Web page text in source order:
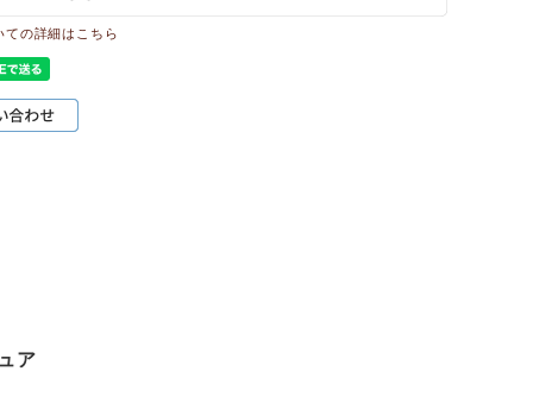
ての詳細はこちら
ア